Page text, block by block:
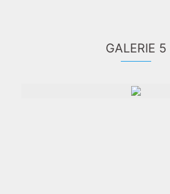
GALERIE 5